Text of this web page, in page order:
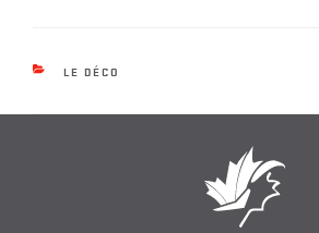
CATEGORIES
LE DÉCO